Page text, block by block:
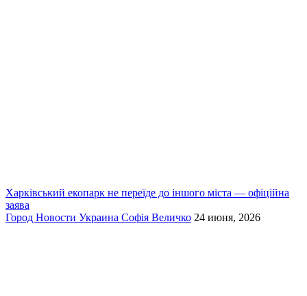
Харківський екопарк не переїде до іншого міста — офіційна
заява
Город Новости Украина Софія Величко 24 июня, 2026